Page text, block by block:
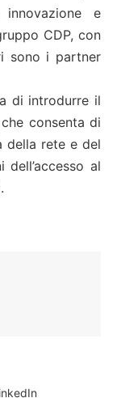
innovazione e
CDP, con
sono i partner
di introdurre il
consenta di
della rete e del
al